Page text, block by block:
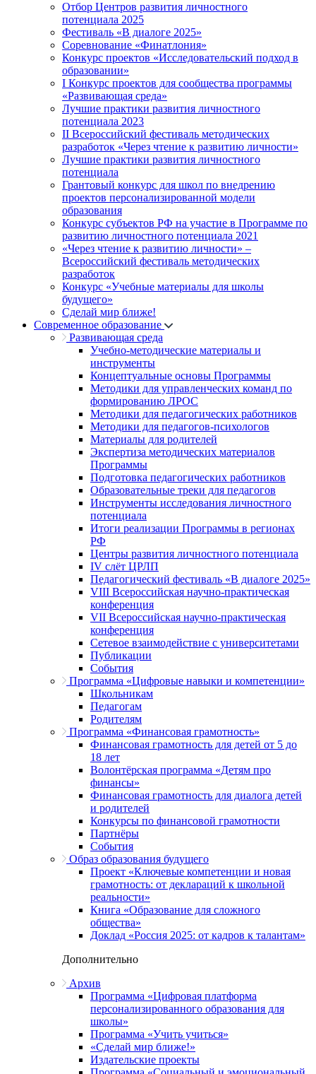
Отбор Центров развития личностного
потенциала 2025
Фестиваль «В диалоге 2025»
Соревнование «Финатлония»
Конкурс проектов «Исследовательский подход в
образовании»
I Конкурс проектов для сообщества программы
«Развивающая среда»
Лучшие практики развития личностного
потенциала 2023
II Всероссийский фестиваль методических
разработок «Через чтение к развитию личности»
Лучшие практики развития личностного
потенциала
Грантовый конкурс для школ по внедрению
проектов персонализированной модели
образования
Конкурс субъектов РФ на участие в Программе по
развитию личностного потенциала 2021
«Через чтение к развитию личности» –
Всероссийский фестиваль методических
разработок
Конкурс «Учебные материалы для школы
будущего»
Сделай мир ближе!
Современное образование
Развивающая среда
Учебно-методические материалы и
инструменты
Концептуальные основы Программы
Методики для управленческих команд по
формированию ЛРОС
Методики для педагогических работников
Методики для педагогов-психологов
Материалы для родителей
Экспертиза методических материалов
Программы
Подготовка педагогических работников
Образовательные треки для педагогов
Инструменты исследования личностного
потенциала
Итоги реализации Программы в регионах
РФ
Центры развития личностного потенциала
IV слёт ЦРЛП
Педагогический фестиваль «В диалоге 2025»
VIII Всероссийская научно-практическая
конференция
VII Всероссийская научно-практическая
конференция
Сетевое взаимодействие с университетами
Публикации
События
Программа «Цифровые навыки и компетенции»
Школьникам
Педагогам
Родителям
Программа «Финансовая грамотность»
Финансовая грамотность для детей от 5 до
18 лет
Волонтёрская программа «Детям про
финансы»
Финансовая грамотность для диалога детей
и родителей
Конкурсы по финансовой грамотности
Партнёры
События
Образ образования будущего
Проект «Ключевые компетенции и новая
грамотность: от деклараций к школьной
реальности»
Книга «Образование для сложного
общества»
Доклад «Россия 2025: от кадров к талантам»
Дополнительно
Архив
Программа «Цифровая платформа
персонализированного образования для
школы»
Программа «Учить учиться»
«Сделай мир ближе!»
Издательские проекты